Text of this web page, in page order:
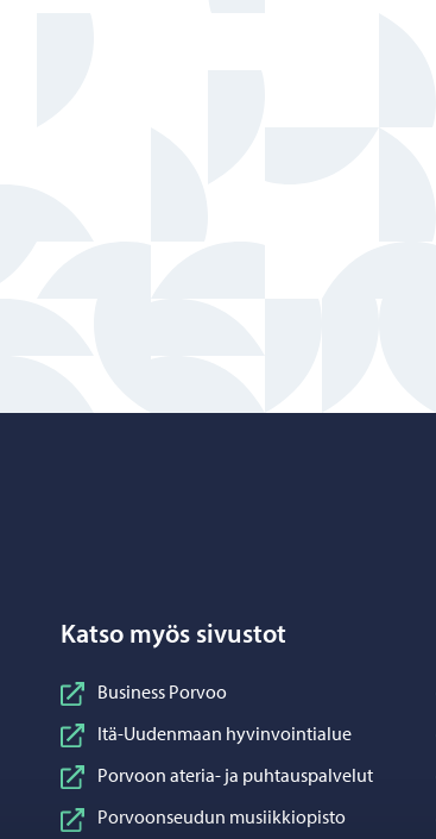
Katso myös sivustot
Business Porvoo
Itä-Uudenmaan hyvinvointialue
Porvoon ateria- ja puhtauspalvelut
Porvoonseudun musiikkiopisto